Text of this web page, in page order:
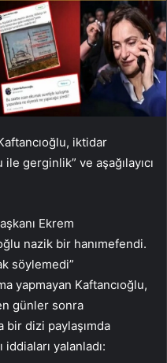
iktidar
gerginlik” ve aşağılayıcı
Ekrem
nazik bir hanımefendi.
söylemedi”
yapmayan Kaftancıoğlu,
günler sonra
bir dizi paylaşımda
yalanladı: